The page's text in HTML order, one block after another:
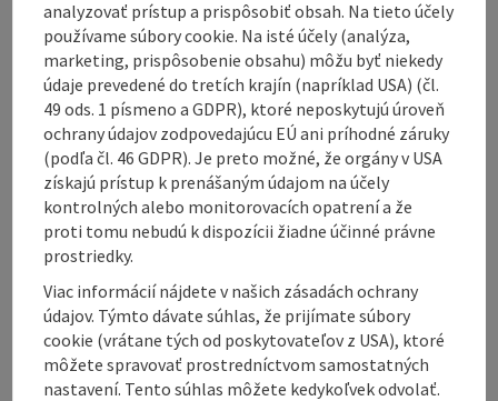
tradition of this route through the typical Bavarian
and Austrian cultural landscape with its meadows,
fields and forests.
The alpine variant mentioned here runs via Mondsee,
St. Wolfgang and Ebensee to the Almsee and into the
valleys of Steyr and Enns.
This alpine variant follows the long-distance hiking
trail 06 and partly the European long-distance hiking
trail E4 and is easy to complete ...
Display complete description
analyzovať prístup a prispôsobiť obsah. Na tieto účely
používame súbory cookie. Na isté účely (analýza,
marketing, prispôsobenie obsahu) môžu byť niekedy
údaje prevedené do tretích krajín (napríklad USA) (čl.
49 ods. 1 písmeno a GDPR), ktoré neposkytujú úroveň
ochrany údajov zodpovedajúcu EÚ ani príhodné záruky
(podľa čl. 46 GDPR). Je preto možné, že orgány v USA
získajú prístup k prenášaným údajom na účely
kontrolných alebo monitorovacích opatrení a že
proti tomu nebudú k dispozícii žiadne účinné právne
prostriedky.
Viac informácií nájdete v našich zásadách ochrany
údajov. Týmto dávate súhlas, že prijímate súbory
cookie (vrátane tých od poskytovateľov z USA), ktoré
môžete spravovať prostredníctvom samostatných
nastavení. Tento súhlas môžete kedykoľvek odvolať.